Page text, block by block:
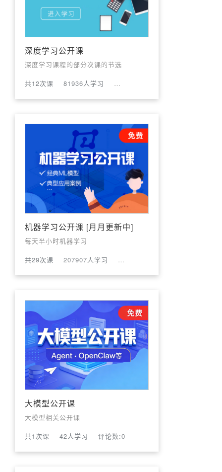
深度学习公开课
深度学习课程的部分次课的节选
共12次课
81936人学习 评论数:37
机器学习公开课 [月月更新中]
每天半小时机器学习
共29次课
207907人学习 评论数:60
大模型公开课
大模型相关公开课
共1次课
42人学习 评论数:0